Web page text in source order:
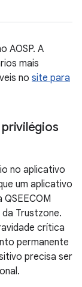
AOSP. A
mais
no site para
no aplicativo
um aplicativo
Trustzone.
crítica
permanente
precisa ser